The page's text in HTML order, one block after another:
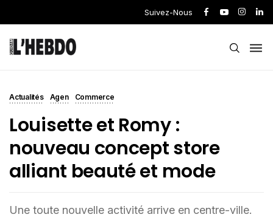
Suivez-Nous
Actualités Agen Commerce
Louisette et Romy :
nouveau concept store
alliant beauté et mode
Une toute nouvelle activité arrive en centre-ville.